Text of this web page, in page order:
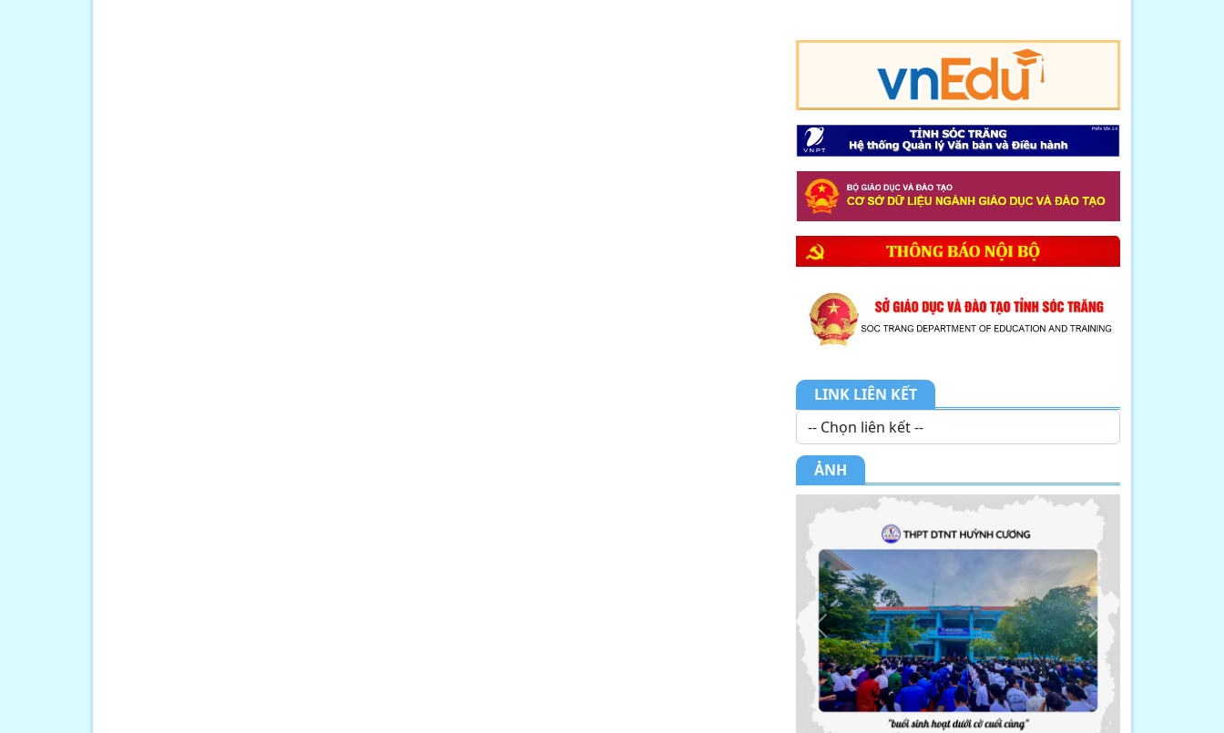
8. CHUYÊN ĐỀ: NHỊP CẦU HÓA HỌC
KẾT NỐI LÝ T...
9. MỘT SỐ BIỆN PHÁP GIÚP HỌC
SINH LỚP 12 NÂ...
10. THÔNG BÁO LỊCH TIẾP DÂN
THÁNG 4 NĂM 2026
1. THÔNG BÁO về việc tổ chức tiếp
công dân,...
truyền thông ...
LINK LIÊN KẾT
ẢNH
Previous Next